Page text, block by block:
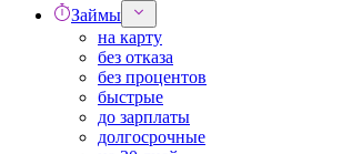
Займы
на карту
без отказа
без процентов
быстрые
до зарплаты
долгосрочные